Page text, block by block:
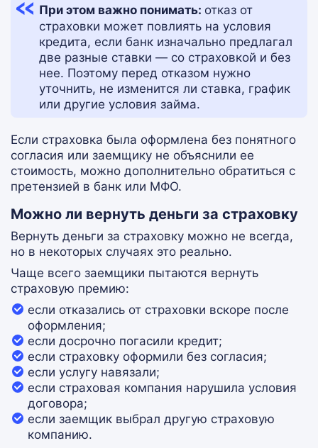
При этом важно понимать: отказ от
страховки может повлиять на условия
кредита, если банк изначально предлагал
две разные ставки — со страховкой и без
нее. Поэтому перед отказом нужно
уточнить, не изменится ли ставка, график
или другие условия займа.
Если страховка была оформлена без понятного
согласия или заемщику не объяснили ее
стоимость, можно дополнительно обратиться с
претензией в банк или МФО.
Можно ли вернуть деньги за страховку
Вернуть деньги за страховку можно не всегда,
но в некоторых случаях это реально.
Чаще всего заемщики пытаются вернуть
страховую премию:
если отказались от страховки вскоре после
оформления;
если досрочно погасили кредит;
если страховку оформили без согласия;
если услугу навязали;
если страховая компания нарушила условия
договора;
если заемщик выбрал другую страховую
компанию.